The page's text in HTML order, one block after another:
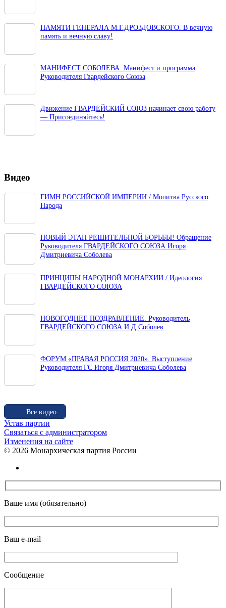
ПАМЯТИ ГЕНЕРАЛА М.Г.ДРОЗДОВСКОГО. В вечную
память и вечную славу!
МАНИФЕСТ СОБОЛЕВА. Манифест и программа
Руководителя Гвардейского Союза
Движение ГВАРДЕЙСКИЙ СОЮЗ начинает свою работу
— Присоединяйтесь!
Видео
ГИМН РОССИЙСКОЙ ИМПЕРИИ / Молитва Русского
Народа
НОВЫЙ ЭТАП РЕШИТЕЛЬНОЙ БОРЬБЫ! Обращение
Руководителя ГВАРДЕЙСКОГО СОЮЗА Игоря
Дмитриевича Соболева
ПРИНЦИПЫ НАРОДНОЙ МОНАРХИИ / Идеология
ГВАРДЕЙСКОГО СОЮЗА
НОВОГОДНЕЕ ПОЗДРАВЛЕНИЕ. Руководитель
ГВАРДЕЙСКОГО СОЮЗА И.Д.Соболев
ФОРУМ «ПРАВАЯ РОССИЯ 2020». Выступление
Руководителя ГС Игоря Дмитриевича Соболева
Все видео
Устав партии
Связаться с администратором
Изменения на сайте
© 2026 Монархическая партия России
Ваше имя (обязательно)
Ваш e-mail
Сообщение